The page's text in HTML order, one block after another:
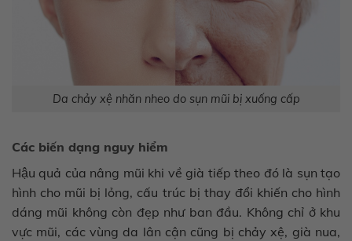
Da chảy xệ nhăn nheo do sụn mũi bị xuống cấp
Các biến dạng nguy hiểm
Hậu quả của nâng mũi khi về già tiếp theo đó là sụn tạo
hình cho mũi bị lỏng, cấu trúc bị thay đổi khiến cho hình
dáng mũi không còn đẹp như ban đầu. Không chỉ ở khu
vực mũi, các vùng da lân cận cũng bị chảy xệ, già nua,